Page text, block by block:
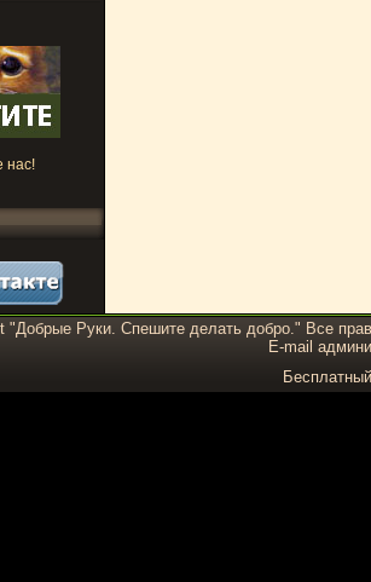
нас!
"Добрые Руки. Спешите делать добро." Все
E-mail